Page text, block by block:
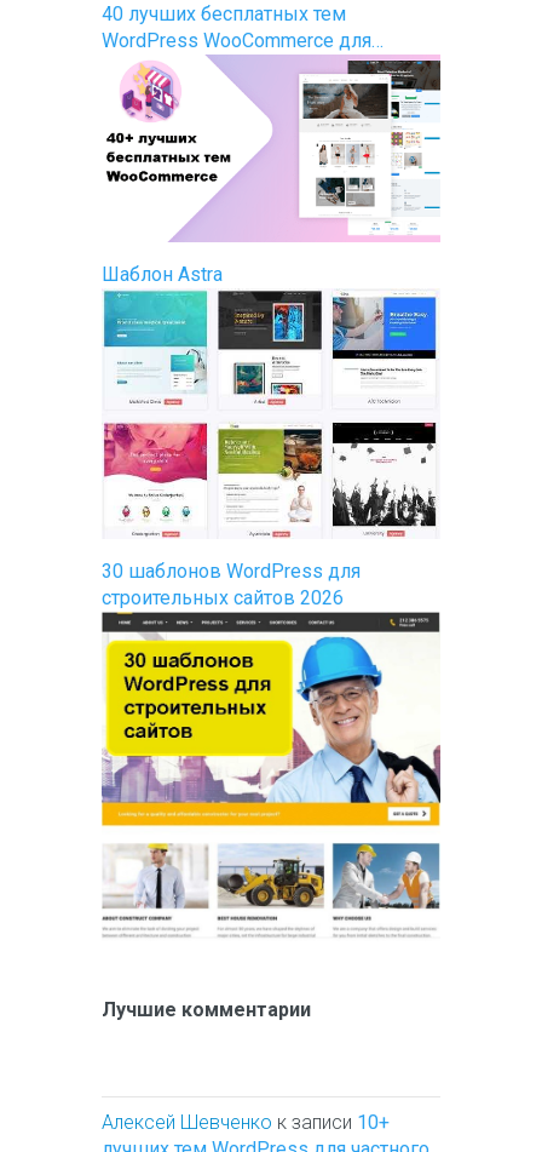
40 лучших бесплатных тем
WordPress WooCommerce для…
Шаблон Astra
30 шаблонов WordPress для
строительных сайтов 2026
Лучшие комментарии
Алексей Шевченко к записи 10+